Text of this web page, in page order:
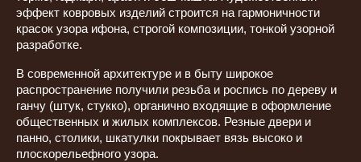
эффект ковровых изделий строится на гармоничности
красок узора ифона, строгой композиции, тонкой узорной
разработке.
В современной архитектуре и в быту широкое
распространение получили резьба и роспись по дереву и
ганчу (штук, стукко), органично входящие в оформление
общественных и жилых комплексов. Резные двери и
панно, столики, шкатулки покрывает вязь высоко и
плоскорельефного узора.